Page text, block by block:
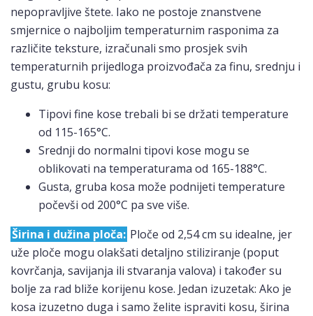
nepopravljive štete. Iako ne postoje znanstvene
smjernice o najboljim temperaturnim rasponima za
različite teksture, izračunali smo prosjek svih
temperaturnih prijedloga proizvođača za finu, srednju i
gustu, grubu kosu:
Tipovi fine kose trebali bi se držati temperature
od 115-165°C.
Srednji do normalni tipovi kose mogu se
oblikovati na temperaturama od 165-188°C.
Gusta, gruba kosa može podnijeti temperature
počevši od 200°C pa sve više.
Širina i dužina ploča: Ploče od 2,54 cm su idealne, jer
uže ploče mogu olakšati detaljno stiliziranje (poput
kovrčanja, savijanja ili stvaranja valova) i također su
bolje za rad bliže korijenu kose. Jedan izuzetak: Ako je
kosa izuzetno duga i samo želite ispraviti kosu, širina